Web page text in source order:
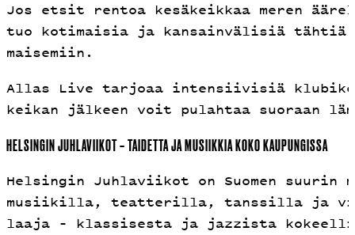
Jos etsit rentoa kesäkeikkaa meren
tuo kotimaisia ja kansainvälisiä tähtiä
maisemiin.
Allas Live tarjoaa intensiivisiä
keikan jälkeen voit pulahtaa suoraan
HELSINGIN JUHLAVIIKOT – TAIDETTA JA MUSIIKKIA KOKO KAUPUNGISSA
Helsingin Juhlaviikot on Suomen
musiikilla, teatterilla, tanssilla ja
laaja – klassisesta ja jazzista